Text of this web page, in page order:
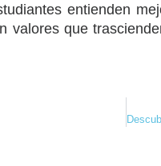
entienden
valores que